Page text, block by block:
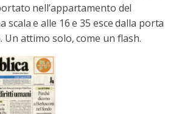
nell’appartamento del
scala e alle 16 e 35 esce dalla porta
Un attimo solo, come un flash.